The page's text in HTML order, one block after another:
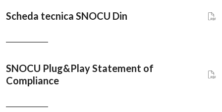
Scheda tecnica SNOCU Din
SNOCU Plug&Play Statement of
Compliance